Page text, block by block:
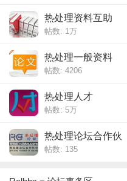
热处理资料互助
帖数: 1万
热处理一般资料
帖数: 4206
热处理人才
帖数: 5万
热处理论坛合作伙
伴
帖数: 135